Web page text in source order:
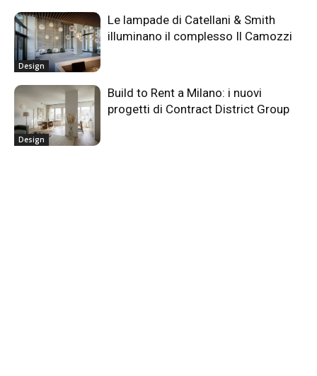
Design
Le lampade di Catellani & Smith
illuminano il complesso Il Camozzi
Design
Build to Rent a Milano: i nuovi
progetti di Contract District Group